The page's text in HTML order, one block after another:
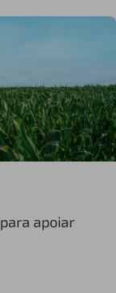
apoiar